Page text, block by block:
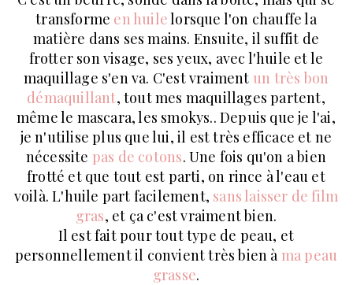
transforme en huilelorsque l'on chauffe la
matière dans ses mains. Ensuite, il suffit de
frotter son visage, ses yeux, avec l'huile et le
maquillage s'en va. C'est vraiment un très bon
démaquillant, tout mes maquillages partent,
même le mascara, les smokys.. Depuis que je l'ai,
je n'utilise plus que lui, il est très efficace et ne
nécessite pas de cotons. Une fois qu'on a bien
frotté et que tout est parti, on rince à l'eau et
voilà. L'huile part facilement, sans laisser de film
gras, et ça c'est vraiment bien.
Il est fait pour tout type de peau, et
personnellement il convient très bien à ma peau
grasse.